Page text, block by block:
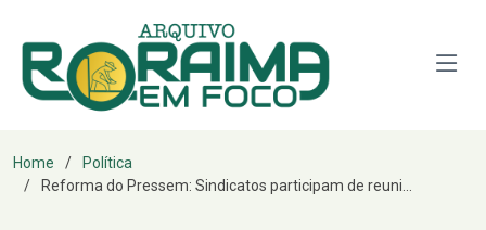
Home
Política
Reforma do Pressem: Sindicatos participam de reuni...